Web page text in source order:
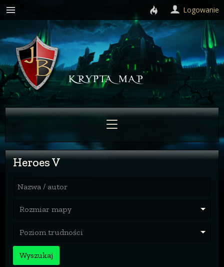
Heroes V
Nazwa / autor
Rozmiar mapy
Poziom trudności
Wyszukaj
Logowanie